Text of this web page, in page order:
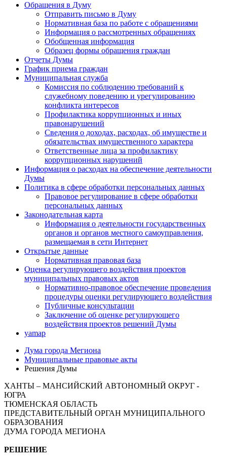
Обращения в Думу
Отправить письмо в Думу
Нормативная база по работе с обращениями
Информация о рассмотренных обращениях
Обобщенная информация
Образец формы обращения граждан
Отчеты Думы
График приема граждан
Муниципальная служба
Комиссия по соблюдению требований к
служебному поведению и урегулированию
конфликта интересов
Профилактика коррупционных и иных
правонарушений
Сведения о доходах, расходах, об имуществе и
обязательствах имущественного характера
Ответственные лица за профилактику
коррупционных нарушений
Информация о расходах на обеспечение деятельности
Думы
Политика в сфере обработки персональных данных
Правовое регулирование в сфере обработки
персональных данных
Законодательная карта
Информация о деятельности государственных
органов и органов местного самоуправления,
размещаемая в сети Интернет
Открытые данные
Нормативная правовая база
Оценка регулирующего воздействия проектов
муниципальных правовых актов
Нормативно-правовое обеспечение проведения
процедуры оценки регулирующего воздействия
Публичные консультации
Заключение об оценке регулирующего
воздействия проектов решений Думы
yamap
Дума города Мегиона
Муниципальные правовые акты
Решения Думы
ХАНТЫ – МАНСИЙСКИЙ АВТОНОМНЫЙ ОКРУГ -
ЮГРА
ТЮМЕНСКАЯ ОБЛАСТЬ
ПРЕДСТАВИТЕЛЬНЫЙ ОРГАН МУНИЦИПАЛЬНОГО
ОБРАЗОВАНИЯ
ДУМА ГОРОДА МЕГИОНА
РЕШЕНИЕ